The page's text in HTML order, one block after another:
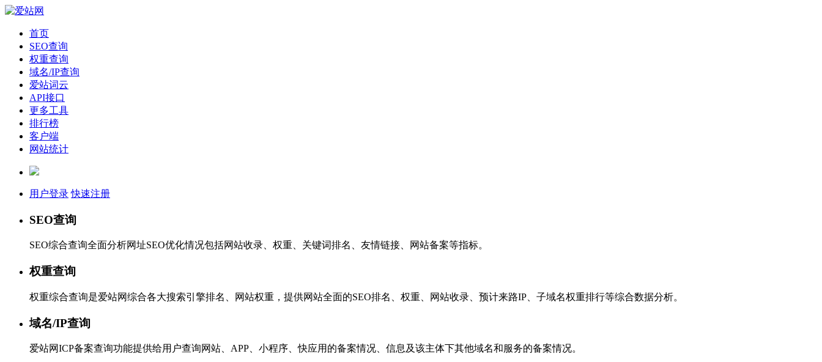
首页
SEO查询
权重查询
域名/IP查询
爱站词云
API接口
更多工具
排行榜
客户端
网站统计
用户登录 快速注册
SEO查询
SEO综合查询全面分析网址SEO优化情况包括网站收录、权重、关键词排名、友情链接、网站备案等指标。
权重查询
权重综合查询是爱站网综合各大搜索引擎排名、网站权重，提供网站全面的SEO排名、权重、网站收录、预计来路IP、子域名权重排行等综合数据分析。
域名/IP查询
爱站网ICP备案查询功能提供给用户查询网站、APP、小程序、快应用的备案情况、信息及该主体下其他域名和服务的备案情况。